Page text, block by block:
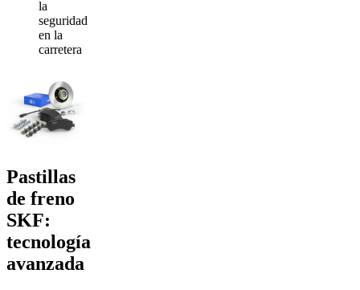
la
seguridad
en la
carretera
Pastillas
de freno
SKF:
tecnología
avanzada